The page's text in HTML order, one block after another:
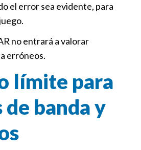
el error sea evidente, para
no entrará a valorar
erróneos.
límite para
de banda y